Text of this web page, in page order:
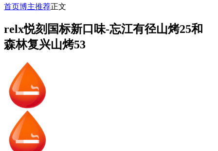
首页博主推荐正文
relx悦刻国标新口味-忘江有径山烤25和
森林复兴山烤53